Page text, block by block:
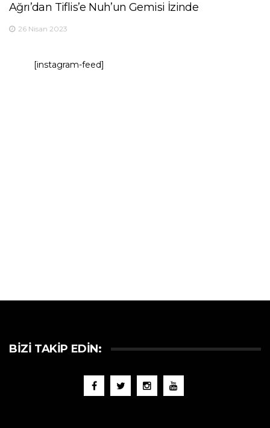
Ağrı’dan Tiflis’e Nuh’un Gemisi İzinde
26 Nisan 2023
[instagram-feed]
BIZI TAKIP EDIN: